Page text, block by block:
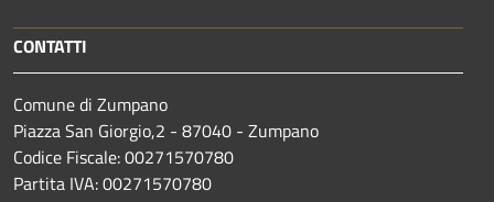
CONTATTI
Comune di Zumpano
Piazza San Giorgio,2 - 87040 - Zumpano
Codice Fiscale: 00271570780
Partita IVA: 00271570780